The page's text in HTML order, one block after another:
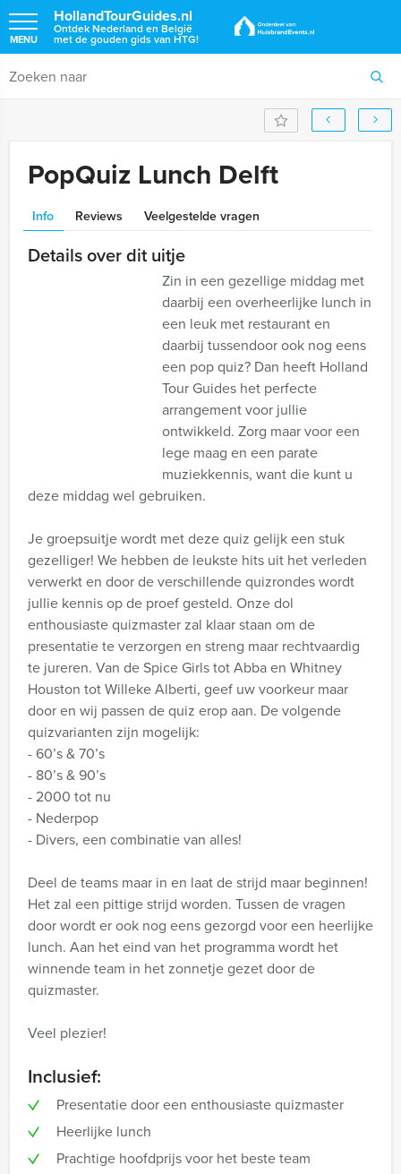
HollandTourGuides.nl
Ontdek Nederland en België
met de gouden gids van HTG!
MENU
PopQuiz Lunch Delft
Info Reviews Veelgestelde vragen
Details over dit uitje
Zin in een gezellige middag met
daarbij een overheerlijke lunch in
een leuk met restaurant en
daarbij tussendoor ook nog eens
een pop quiz? Dan heeft Holland
Tour Guides het perfecte
arrangement voor jullie
ontwikkeld. Zorg maar voor een
lege maag en een parate
muziekkennis, want die kunt u
deze middag wel gebruiken.
Je groepsuitje wordt met deze quiz gelijk een stuk
gezelliger! We hebben de leukste hits uit het verleden
verwerkt en door de verschillende quizrondes wordt
jullie kennis op de proef gesteld. Onze dol
enthousiaste quizmaster zal klaar staan om de
presentatie te verzorgen en streng maar rechtvaardig
te jureren. Van de Spice Girls tot Abba en Whitney
Houston tot Willeke Alberti, geef uw voorkeur maar
door en wij passen de quiz erop aan. De volgende
quizvarianten zijn mogelijk:
- 60’s & 70’s
- 80’s & 90’s
- 2000 tot nu
- Nederpop
- Divers, een combinatie van alles!
Deel de teams maar in en laat de strijd maar beginnen!
Het zal een pittige strijd worden. Tussen de vragen
door wordt er ook nog eens gezorgd voor een heerlijke
lunch. Aan het eind van het programma wordt het
winnende team in het zonnetje gezet door de
quizmaster.
Veel plezier!
Inclusief:
Presentatie door een enthousiaste quizmaster
Heerlijke lunch
Prachtige hoofdprijs voor het beste team